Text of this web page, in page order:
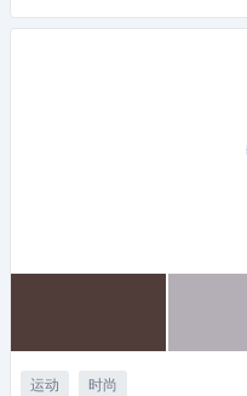
运动 时尚